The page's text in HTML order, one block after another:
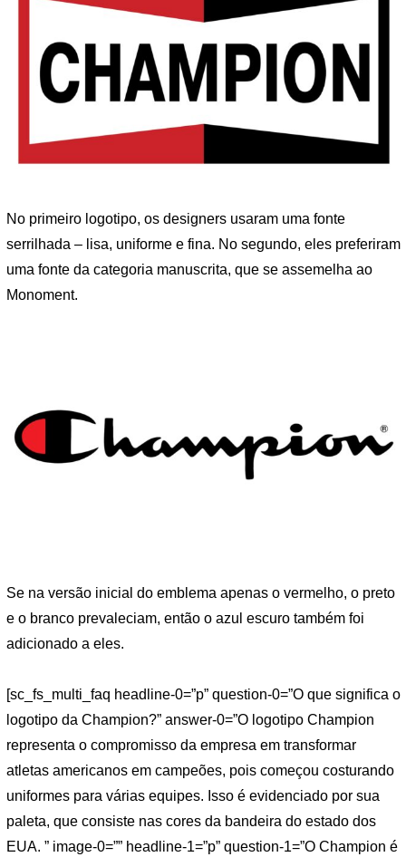
No primeiro logotipo, os designers usaram uma fonte
serrilhada – lisa, uniforme e fina. No segundo, eles preferiram
uma fonte da categoria manuscrita, que se assemelha ao
Monoment.
Se na versão inicial do emblema apenas o vermelho, o preto
e o branco prevaleciam, então o azul escuro também foi
adicionado a eles.
[sc_fs_multi_faq headline-0=”p” question-0=”O que significa o
logotipo da Champion?” answer-0=”O logotipo Champion
representa o compromisso da empresa em transformar
atletas americanos em campeões, pois começou costurando
uniformes para várias equipes. Isso é evidenciado por sua
paleta, que consiste nas cores da bandeira do estado dos
EUA. ” image-0=”” headline-1=”p” question-1=”O Champion é